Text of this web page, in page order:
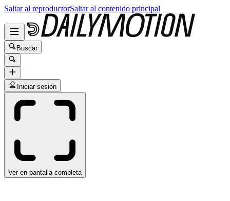
Saltar al reproductorSaltar al contenido principal
Buscar
Iniciar sesión
Ver en pantalla completa